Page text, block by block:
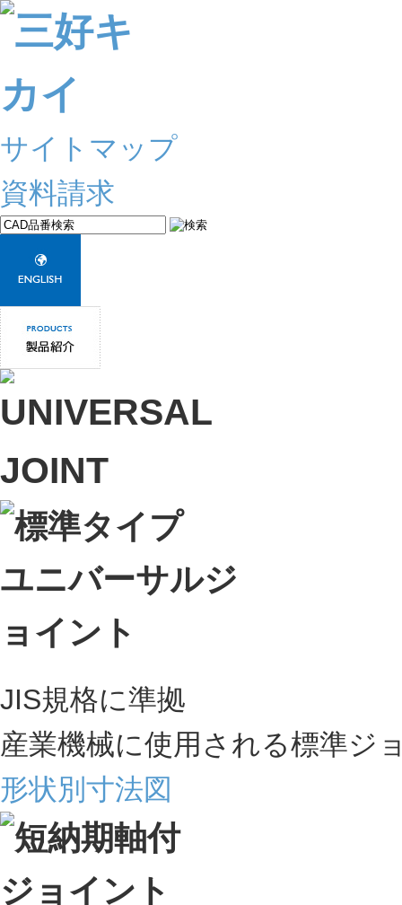
サイトマップ
資料請求
JIS規格に準拠
産業機械に使用される標準ジ
形状別寸法図